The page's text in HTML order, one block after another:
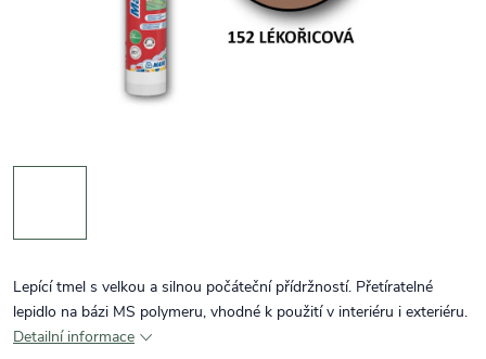
Lepící tmel s velkou a silnou počáteční přídržností. Přetíratelné
lepidlo na bázi MS polymeru, vhodné k použití v interiéru i exteriéru.
Detailní informace